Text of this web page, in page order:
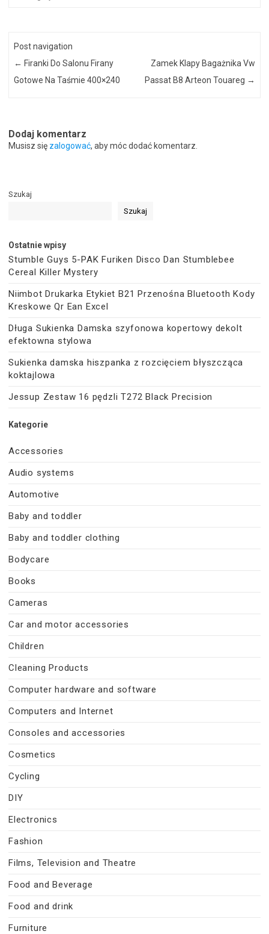
Post navigation
← Firanki Do Salonu Firany
Gotowe Na Taśmie 400×240
Zamek Klapy Bagażnika Vw
Passat B8 Arteon Touareg →
Dodaj komentarz
Musisz się zalogować, aby móc dodać komentarz.
Szukaj
Szukaj
Ostatnie wpisy
Stumble Guys 5-PAK Furiken Disco Dan Stumblebee
Cereal Killer Mystery
Niimbot Drukarka Etykiet B21 Przenośna Bluetooth Kody
Kreskowe Qr Ean Excel
Długa Sukienka Damska szyfonowa kopertowy dekolt
efektowna stylowa
Sukienka damska hiszpanka z rozcięciem błyszcząca
koktajlowa
Jessup Zestaw 16 pędzli T272 Black Precision
Kategorie
Accessories
Audio systems
Automotive
Baby and toddler
Baby and toddler clothing
Bodycare
Books
Cameras
Car and motor accessories
Children
Cleaning Products
Computer hardware and software
Computers and Internet
Consoles and accessories
Cosmetics
Cycling
DIY
Electronics
Fashion
Films, Television and Theatre
Food and Beverage
Food and drink
Furniture